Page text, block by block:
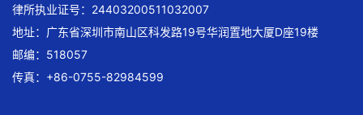
律所执业证号：24403200511032007
地址：广东省深圳市南山区科发路19号华润置地大厦D座19楼
邮编：518057
传真：+86-0755-82984599